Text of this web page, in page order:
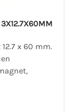
3X12.7X60MM
x 60 mm.